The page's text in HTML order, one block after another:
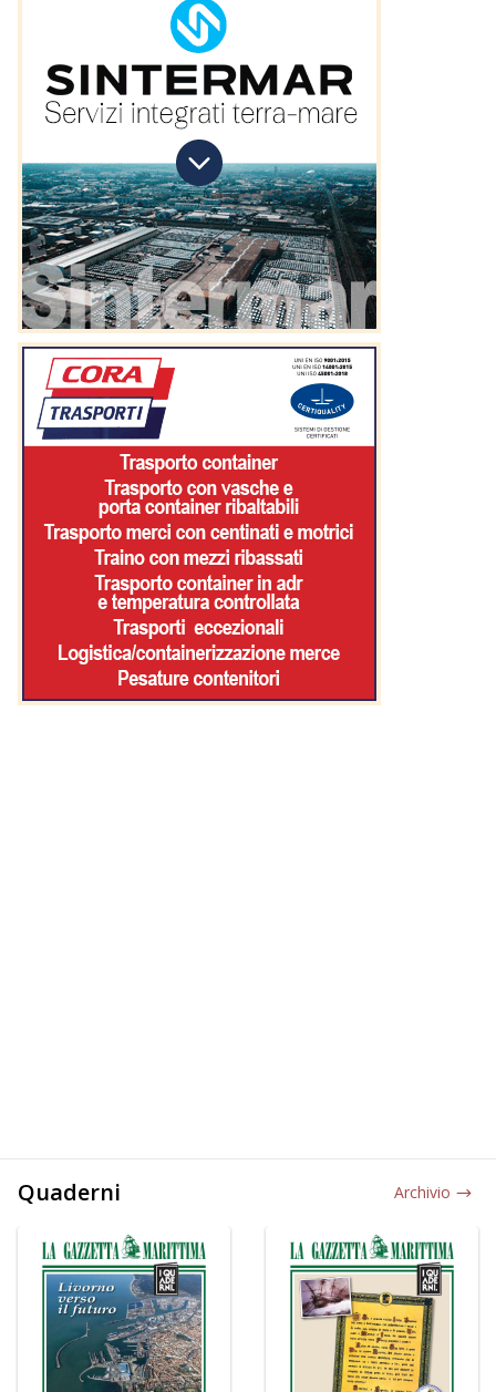
Quaderni Archivio